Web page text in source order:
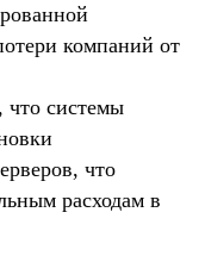
компаний от
системы
что
расходам в